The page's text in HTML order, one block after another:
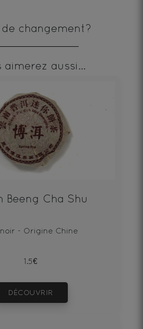
de changement?
aimerez aussi...
Beeng Cha Shu
- Origine Chine
1.5€
DÉCOUVRIR